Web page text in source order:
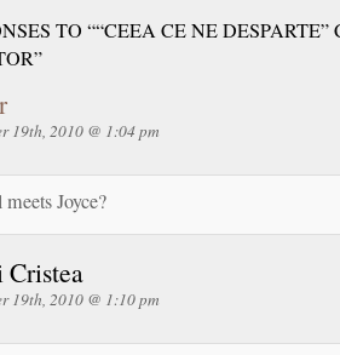
TO ““CEEA CE NE
19th, 2010 @ 1:04 pm
Joyce?
19th, 2010 @ 1:10 pm